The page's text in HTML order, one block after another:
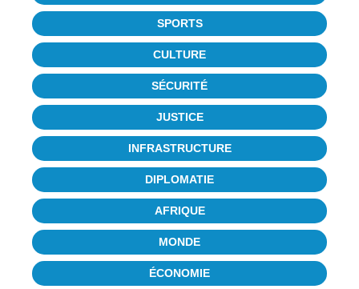
SPORTS
CULTURE
SÉCURITÉ
JUSTICE
INFRASTRUCTURE
DIPLOMATIE
AFRIQUE
MONDE
ÉCONOMIE